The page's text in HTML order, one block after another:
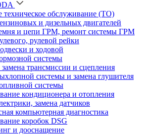
техническое обслуживание (ТО)
и дизельных двигателей
и цепи ГРМ, ремонт системы ГРМ
рулевой рейки
и ходовой
системы
трансмиссии и сцепления
системы и замена глушителя
системы
кондиционера и отопления
замена датчиков
компьютерная диагностика
коробок DSG
и дооснащение